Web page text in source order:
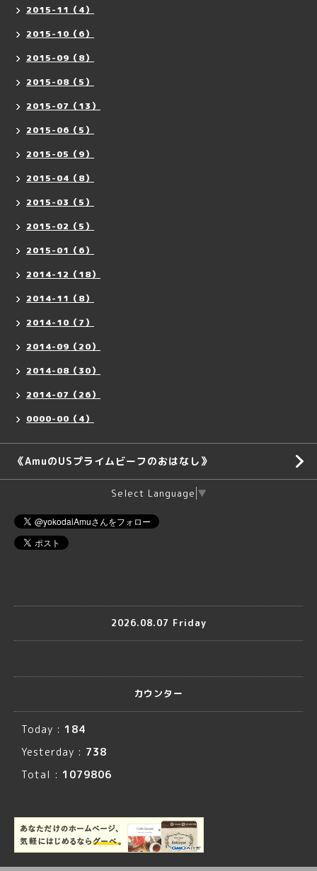
2015-11（4）
2015-10（6）
2015-09（8）
2015-08（5）
2015-07（13）
2015-06（5）
2015-05（9）
2015-04（8）
2015-03（5）
2015-02（5）
2015-01（6）
2014-12（18）
2014-11（8）
2014-10（7）
2014-09（20）
2014-08（30）
2014-07（26）
0000-00（4）
《AmuのUSプライムビーフのおはなし》
Select Language ▼
2026.08.07 Friday
カウンター
Today : 184
Yesterday : 738
Total : 1079806